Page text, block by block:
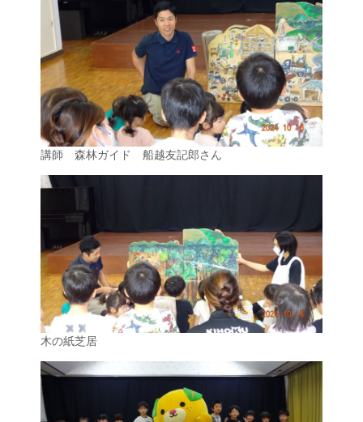
講師 森林ガイド 船越友記郎さん
木の紙芝居